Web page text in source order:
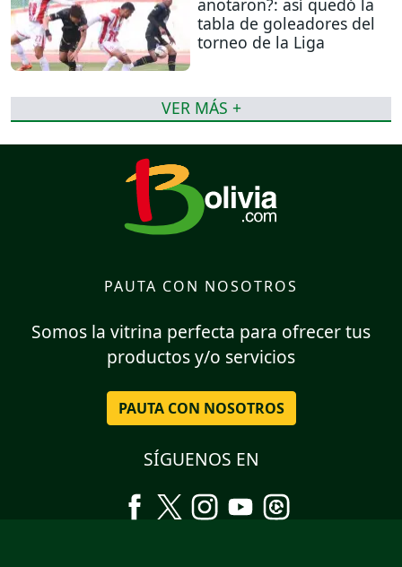
anotaron?: así quedó la
tabla de goleadores del
torneo de la Liga
VER MÁS +
PAUTA CON NOSOTROS
Somos la vitrina perfecta para ofrecer tus
productos y/o servicios
PAUTA CON NOSOTROS
SÍGUENOS EN